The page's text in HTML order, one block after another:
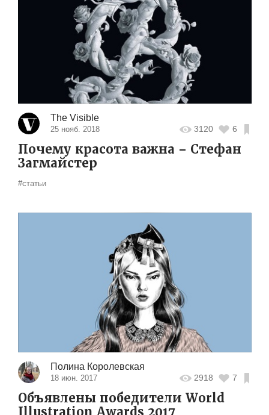
The Visible
25 нояб. 2018 3120 6
Почему красота важна – Стефан
Загмайстер
#статьи
Полина Королевская
18 июн. 2017 2918 7
Объявлены победители World